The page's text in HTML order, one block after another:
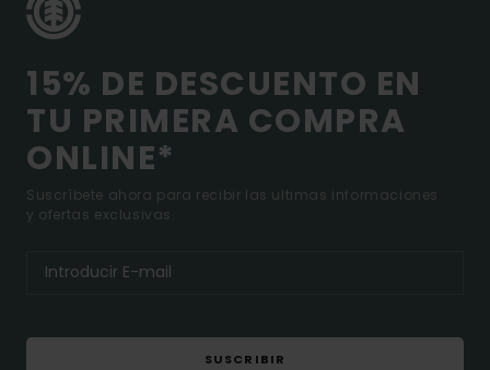
15% DE DESCUENTO EN
TU PRIMERA COMPRA
ONLINE*
Suscríbete ahora para recibir las ultimas informaciones
y ofertas exclusivas.
SUSCRIBIR